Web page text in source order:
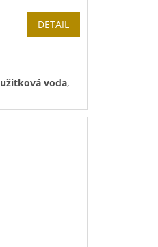
DETAIL
užitková voda,